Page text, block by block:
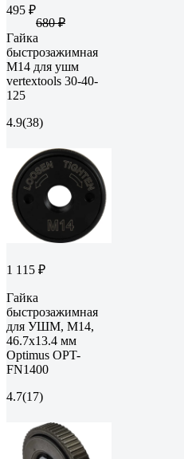
495 ₽
680 ₽
Гайка
быстрозажимная
M14 для ушм
vertextools 30-40-
125
4.9(38)
1 115 ₽
Гайка
быстрозажимная
для УШМ, М14,
46.7x13.4 мм
Optimus OPT-
FN1400
4.7(17)